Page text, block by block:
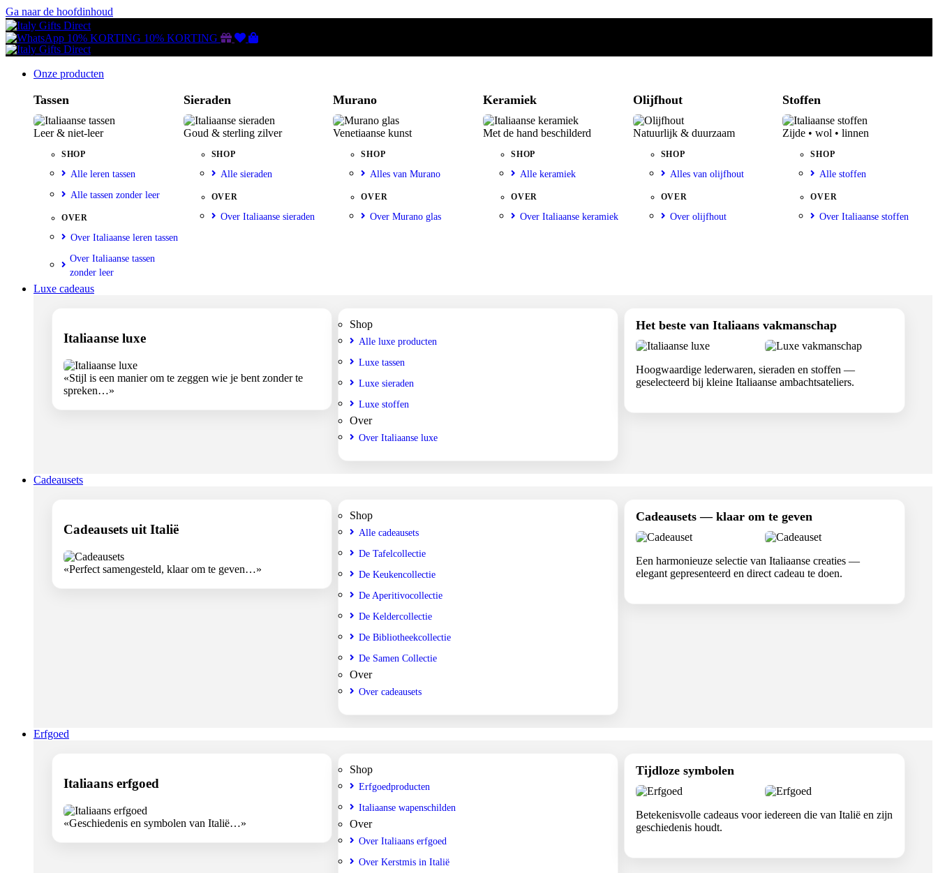
Ga naar de hoofdinhoud
10% KORTING 10% KORTING Gutscheine
Wunschliste
Warenkorb
Onze producten
Tassen
Leer & niet-leer
SHOP
Alle leren tassen
Alle tassen zonder leer
OVER
Over Italiaanse leren tassen
Over Italiaanse tassen
zonder leer
Sieraden
Goud & sterling zilver
SHOP
Alle sieraden
OVER
Over Italiaanse sieraden
Murano
Venetiaanse kunst
SHOP
Alles van Murano
OVER
Over Murano glas
Keramiek
Met de hand beschilderd
SHOP
Alle keramiek
OVER
Over Italiaanse keramiek
Olijfhout
Natuurlijk & duurzaam
SHOP
Alles van olijfhout
OVER
Over olijfhout
Stoffen
Zijde • wol • linnen
SHOP
Alle stoffen
OVER
Over Italiaanse stoffen
Luxe cadeaus
Italiaanse luxe
«Stijl is een manier om te zeggen wie je bent zonder te
spreken…»
Shop
Alle luxe producten
Luxe tassen
Luxe sieraden
Luxe stoffen
Over
Over Italiaanse luxe
Het beste van Italiaans vakmanschap
Hoogwaardige lederwaren, sieraden en stoffen —
geselecteerd bij kleine Italiaanse ambachtsateliers.
Cadeausets
Cadeausets uit Italië
«Perfect samengesteld, klaar om te geven…»
Shop
Alle cadeausets
De Tafelcollectie
De Keukencollectie
De Aperitivocollectie
De Keldercollectie
De Bibliotheekcollectie
De Samen Collectie
Over
Over cadeausets
Cadeausets — klaar om te geven
Een harmonieuze selectie van Italiaanse creaties —
elegant gepresenteerd en direct cadeau te doen.
Erfgoed
Italiaans erfgoed
«Geschiedenis en symbolen van Italië…»
Shop
Erfgoedproducten
Italiaanse wapenschilden
Over
Over Italiaans erfgoed
Over Kerstmis in Italië
Tijdloze symbolen
Betekenisvolle cadeaus voor iedereen die van Italië en zijn
geschiedenis houdt.